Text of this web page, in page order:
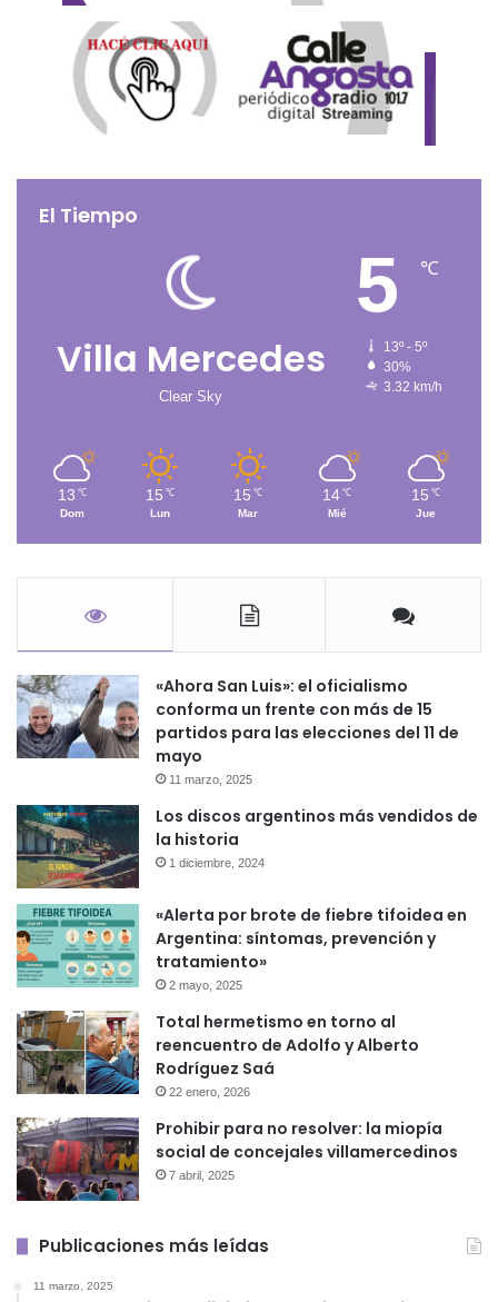
El Tiempo
Villa Mercedes
Clear Sky
5 ℃
13º - 5º
30%
3.32 km/h
13 ℃
Dom
15 ℃
Lun
15 ℃
Mar
14 ℃
Mié
15 ℃
Jue
«Ahora San Luis»: el oficialismo
conforma un frente con más de 15
partidos para las elecciones del 11 de
mayo
11 marzo, 2025
Los discos argentinos más vendidos de
la historia
1 diciembre, 2024
«Alerta por brote de fiebre tifoidea en
Argentina: síntomas, prevención y
tratamiento»
2 mayo, 2025
Total hermetismo en torno al
reencuentro de Adolfo y Alberto
Rodríguez Saá
22 enero, 2026
Prohibir para no resolver: la miopía
social de concejales villamercedinos
7 abril, 2025
Publicaciones más leídas
11 marzo, 2025